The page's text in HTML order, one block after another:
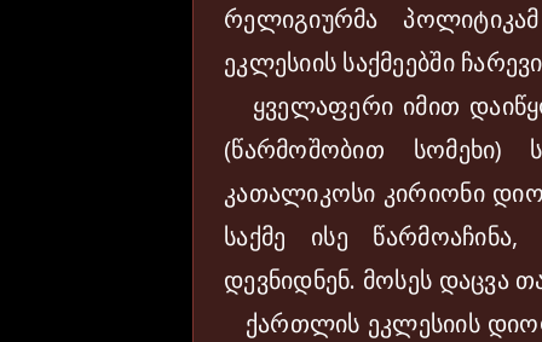
რელიგიურმა
ეკლესიის საქმეებში
ყველაფერი იმით
(წარმოშობით სომეხი)
კათალიკოსი კირიონი
საქმე ისე
დევნიდნენ. მოსეს დაცვა
ქართლის ეკლესიის